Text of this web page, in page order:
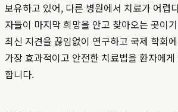
보유하고 있어, 다른 병원에서 치료가 어렵
자들이 마지막 희망을 안고 찾아오는 곳이
최신 지견을 끊임없이 연구하고 국제 학회
가장 효과적이고 안전한 치료법을 환자에
합니다.